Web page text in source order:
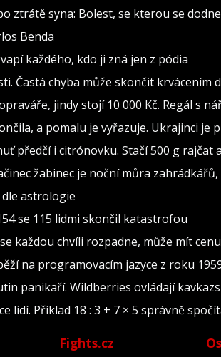
ztrátě syna: Bolest, se kterou se
Benda
každého, kdo ji zná jen z pódia
Častá chyba může skončit krvácením
jindy stojí 10 000 Kč. Regál s
a pomalu je vyřazuje. Ukrajinci je
předčí i citrónovku. Stačí 500 g rajčat
žabinec je noční můra
astrologie
se 115 lidmi skončil katastrofou
každou chvíli rozpadne, může mít
na programovacím jazyce z roku
panikaří. Wildberries ovládají
lidí. Příklad 18 : 3 + 7 × 5 správně
Fights.cz